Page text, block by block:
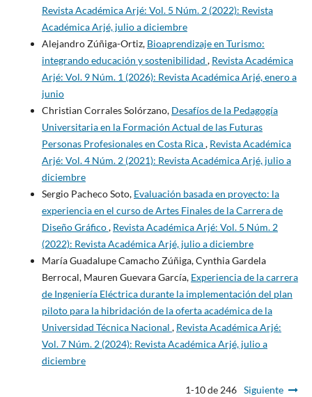
Revista Académica Arjé: Vol. 5 Núm. 2 (2022): Revista
Académica Arjé, julio a diciembre
Alejandro Zúñiga-Ortiz, Bioaprendizaje en Turismo:
integrando educación y sostenibilidad , Revista Académica
Arjé: Vol. 9 Núm. 1 (2026): Revista Académica Arjé, enero a
junio
Christian Corrales Solórzano, Desafíos de la Pedagogía
Universitaria en la Formación Actual de las Futuras
Personas Profesionales en Costa Rica, Revista Académica
Arjé: Vol. 4 Núm. 2 (2021): Revista Académica Arjé, julio a
diciembre
Sergio Pacheco Soto, Evaluación basada en proyecto: la
experiencia en el curso de Artes Finales de la Carrera de
Diseño Gráfico, Revista Académica Arjé: Vol. 5 Núm. 2
(2022): Revista Académica Arjé, julio a diciembre
María Guadalupe Camacho Zúñiga, Cynthia Gardela
Berrocal, Mauren Guevara García, Experiencia de la carrera
de Ingeniería Eléctrica durante la implementación del plan
piloto para la hibridación de la oferta académica de la
Universidad Técnica Nacional , Revista Académica Arjé:
Vol. 7 Núm. 2 (2024): Revista Académica Arjé, julio a
diciembre
1-10 de 246 Siguiente